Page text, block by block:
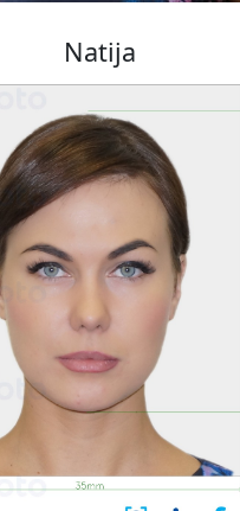
Natija